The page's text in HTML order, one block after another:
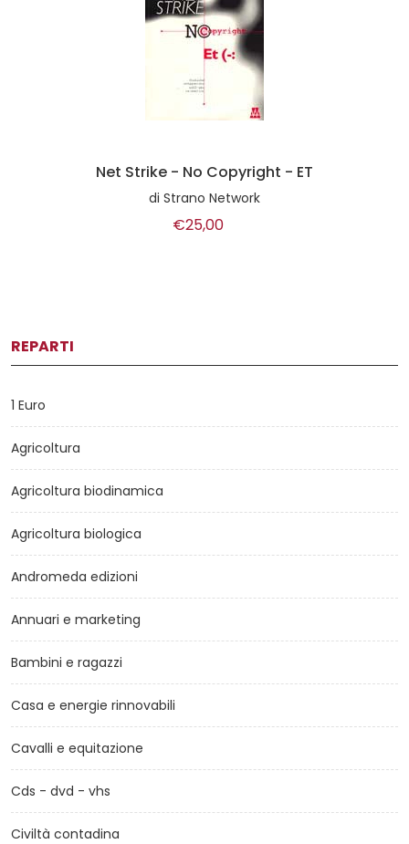
Net Strike - No Copyright - ET
di Strano Network
€25,00
REPARTI
1 Euro
Agricoltura
Agricoltura biodinamica
Agricoltura biologica
Andromeda edizioni
Annuari e marketing
Bambini e ragazzi
Casa e energie rinnovabili
Cavalli e equitazione
Cds - dvd - vhs
Civiltà contadina